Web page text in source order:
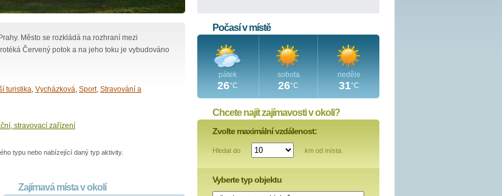
Město se rozkládá na rozhraní mezi
Červený potok a na jeho toku je vybudováno
turistika, Vycházková, Sport, Stravování a
stravovací zařízení
typu nebo nabízející daný typ aktivity.
Zajímavá místa v okolí
Počasí v místě
pátek
26°C
sobota
26°C
neděle
31°C
Chcete najít zajímavosti v okoli?
Zvolte maximální vzdálenost:
Hledat do km od místa.
Vyberte typ objektu